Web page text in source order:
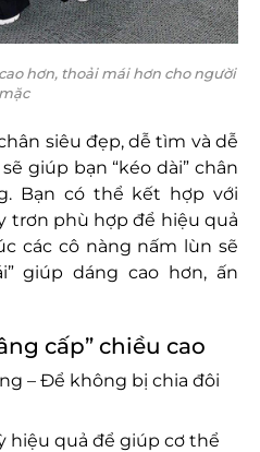
hơn, thoải mái hơn cho người
mặc
siêu đẹp, dễ tìm và dễ
giúp bạn “kéo dài” chân
Bạn có thể kết hợp với
trơn phù hợp để hiệu quả
các cô nàng nấm lùn sẽ
giúp dáng cao hơn, ấn
cấp” chiều cao
– Để không bị chia đôi
hiệu quả để giúp cơ thể